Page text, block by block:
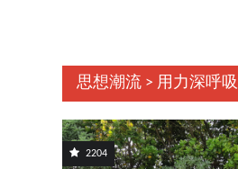
思想潮流 > 用力深呼吸
2204